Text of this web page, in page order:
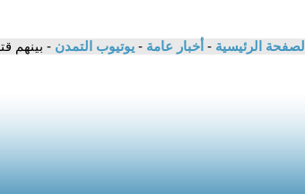
الصفحة الرئيسية - أخبار عامة - يوتيوب التمدن - بينهم